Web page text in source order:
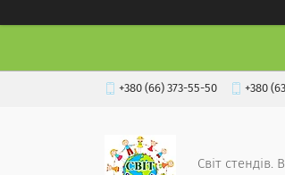
+380 (66) 373-55-50 +380
Світ стендів.